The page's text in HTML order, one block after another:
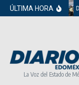
Saltar al contenido
ÚLTIMA HORA
La Voz del Estado de